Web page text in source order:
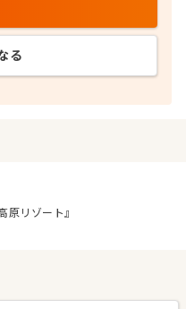
る
原リゾート』